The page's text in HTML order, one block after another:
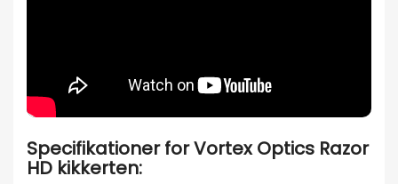
Specifikationer for Vortex Optics Razor
HD kikkerten: